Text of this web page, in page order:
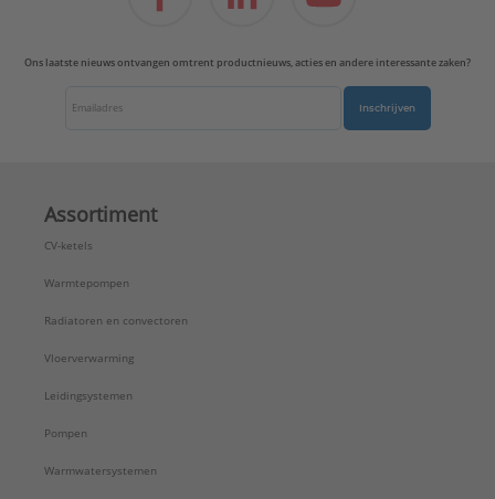
Ons laatste nieuws ontvangen omtrent productnieuws, acties en andere interessante zaken?
Inschrijven
Assortiment
CV-ketels
Warmtepompen
Radiatoren en convectoren
Vloerverwarming
Leidingsystemen
Pompen
Warmwatersystemen